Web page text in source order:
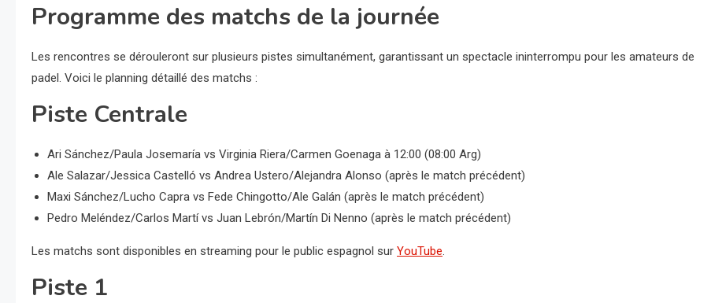
Programme des matchs de la journée
Les rencontres se dérouleront sur plusieurs pistes simultanément, garantissant un spectacle ininterrompu pour les amateurs de
padel. Voici le planning détaillé des matchs :
Piste Centrale
Ari Sánchez/Paula Josemaría vs Virginia Riera/Carmen Goenaga à 12:00 (08:00 Arg)
Ale Salazar/Jessica Castelló vs Andrea Ustero/Alejandra Alonso (après le match précédent)
Maxi Sánchez/Lucho Capra vs Fede Chingotto/Ale Galán (après le match précédent)
Pedro Meléndez/Carlos Martí vs Juan Lebrón/Martín Di Nenno (après le match précédent)
Les matchs sont disponibles en streaming pour le public espagnol sur YouTube.
Piste 1